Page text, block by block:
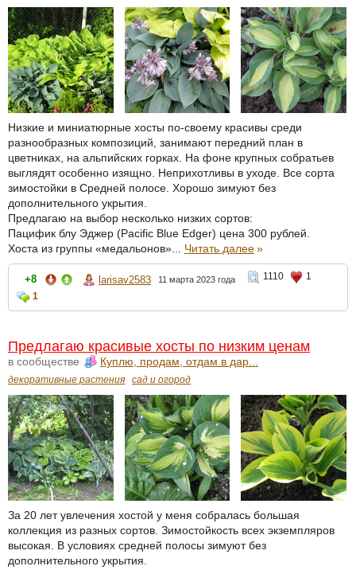
Низкие и миниатюрные хосты по-своему красивы среди
разнообразных композиций, занимают передний план в
цветниках, на альпийских горках. На фоне крупных собратьев
выглядят особенно изящно. Неприхотливы в уходе. Все сорта
зимостойки в Средней полосе. Хорошо зимуют без
дополнительного укрытия.
Предлагаю на выбор несколько низких сортов:
Пацифик блу Эджер (Pacific Blue Edger) цена 300 рублей.
Хоста из группы «медальонов»... Читать далее»
+8 larisav2583 11 марта 2023 года 1110
1
1
Предлагаю красивые хосты по низким ценам
в сообществе Куплю, продам, отдам в дар...
декоративные растения сад и огород
За 20 лет увлечения хостой у меня собралась большая
коллекция из разных сортов. Зимостойкость всех экземпляров
высокая. В условиях средней полосы зимуют без
дополнительного укрытия.